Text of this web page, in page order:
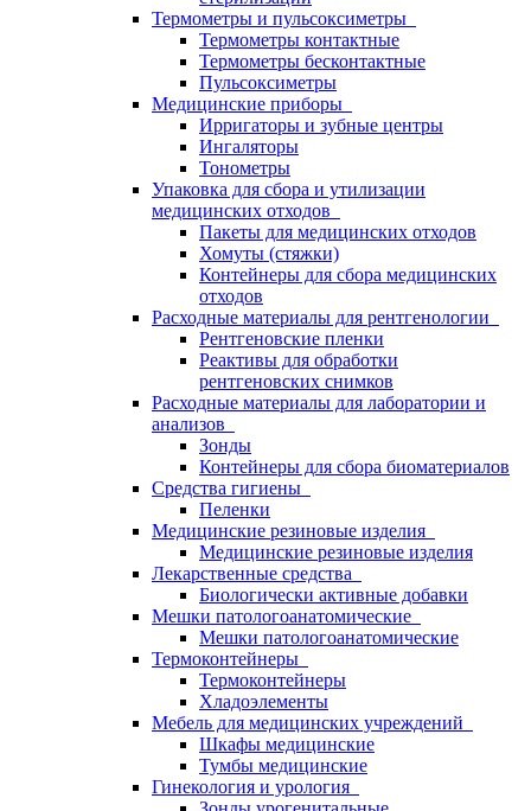
Термометры и пульсоксиметры
Термометры контактные
Термометры бесконтактные
Пульсоксиметры
Медицинские приборы
Ирригаторы и зубные центры
Ингаляторы
Тонометры
Упаковка для сбора и утилизации
медицинских отходов
Пакеты для медицинских отходов
Хомуты (стяжки)
Контейнеры для сбора медицинских
отходов
Расходные материалы для рентгенологии
Рентгеновские пленки
Реактивы для обработки
рентгеновских снимков
Расходные материалы для лаборатории и
анализов
Зонды
Контейнеры для сбора биоматериалов
Средства гигиены
Пеленки
Медицинские резиновые изделия
Медицинские резиновые изделия
Лекарственные средства
Биологически активные добавки
Мешки патологоанатомические
Мешки патологоанатомические
Термоконтейнеры
Термоконтейнеры
Хладоэлементы
Мебель для медицинских учреждений
Шкафы медицинские
Тумбы медицинские
Гинекология и урология